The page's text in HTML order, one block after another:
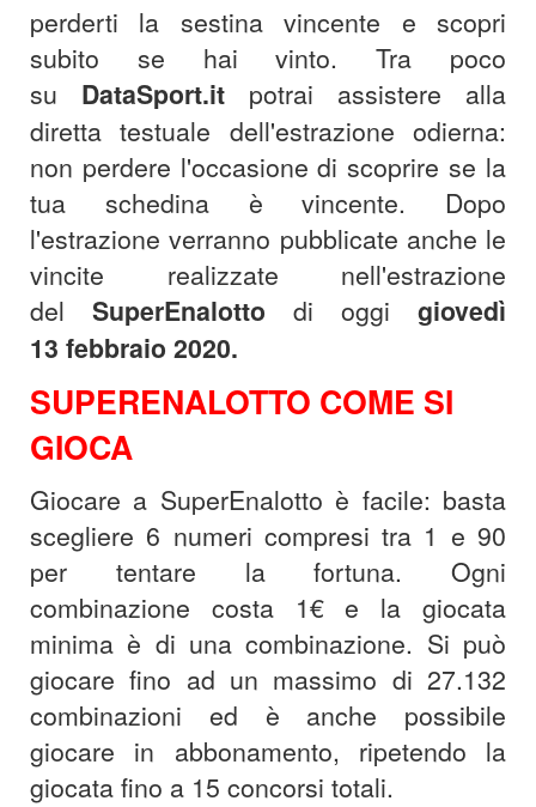
perderti la sestina vincente e scopri
subito se hai vinto. Tra poco
su DataSport.it potrai assistere alla
diretta testuale dell'estrazione odierna:
non perdere l'occasione di scoprire se la
tua schedina è vincente. Dopo
l'estrazione verranno pubblicate anche le
vincite realizzate nell'estrazione
del SuperEnalotto di oggi giovedì
13 febbraio 2020.
SUPERENALOTTO COME SI
GIOCA
Giocare a SuperEnalotto è facile: basta
scegliere 6 numeri compresi tra 1 e 90
per tentare la fortuna. Ogni
combinazione costa 1€ e la giocata
minima è di una combinazione. Si può
giocare fino ad un massimo di 27.132
combinazioni ed è anche possibile
giocare in abbonamento, ripetendo la
giocata fino a 15 concorsi totali.